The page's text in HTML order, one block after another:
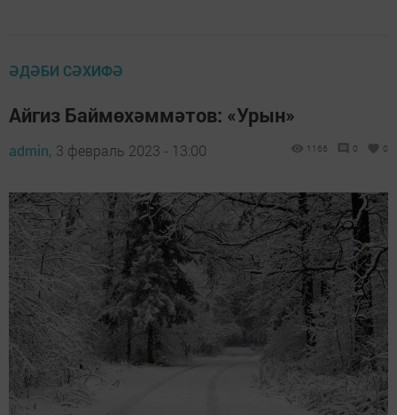
ӘДӘБИ СӘХИФӘ
Айгиз Баймөхәммәтов: «Урын»
admin, 3 февраль 2023 - 13:00 1166 0 0